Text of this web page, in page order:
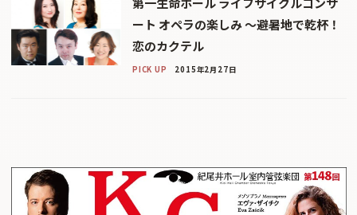
ート オペラの楽しみ 〜避暑地で乾杯！
恋のカクテル
PICK UP 2015年2月27日